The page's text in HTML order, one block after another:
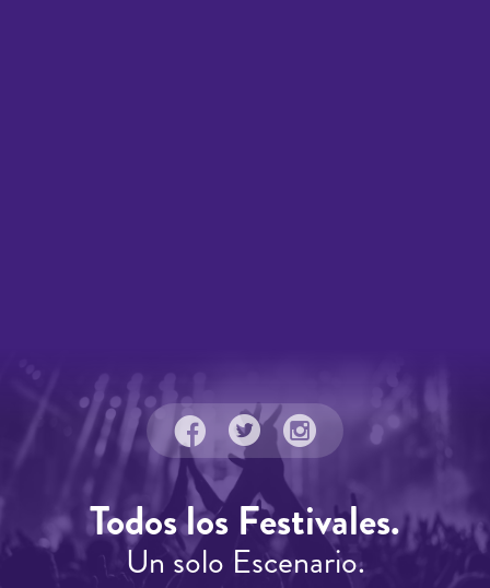
Todos los Festivales.
Un solo Escenario.